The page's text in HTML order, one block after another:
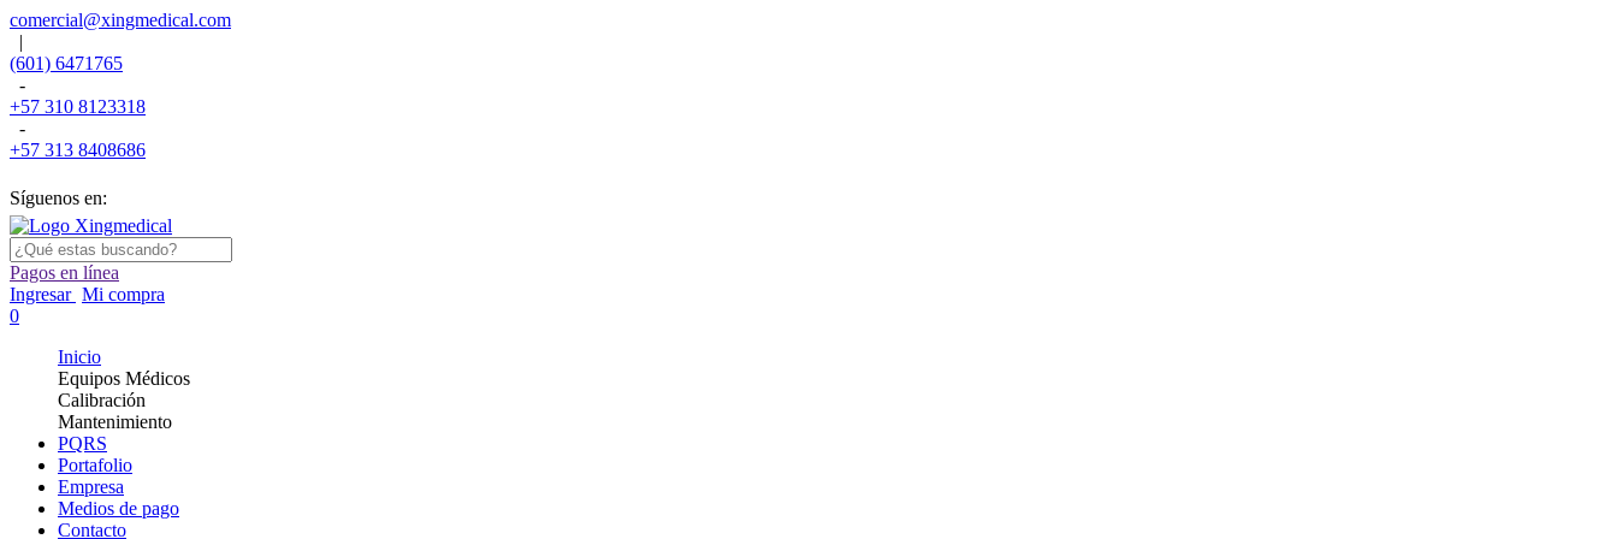
comercial@xingmedical.com
|
(601) 6471765
-
+57 310 8123318
-
+57 313 8408686
Síguenos en:
Pagos en línea
Ingresar Mi compra
0
Inicio
Equipos Médicos
Calibración
Mantenimiento
PQRS
Portafolio
Empresa
Medios de pago
Contacto